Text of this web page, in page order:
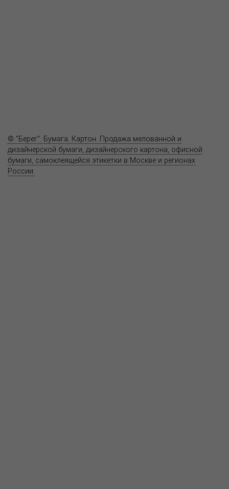
© "Берег". Бумага. Картон. Продажа мелованной и
дизайнерской бумаги, дизайнерского картона, офисной
бумаги, самоклеящейся этикетки в Москве и регионах
России.